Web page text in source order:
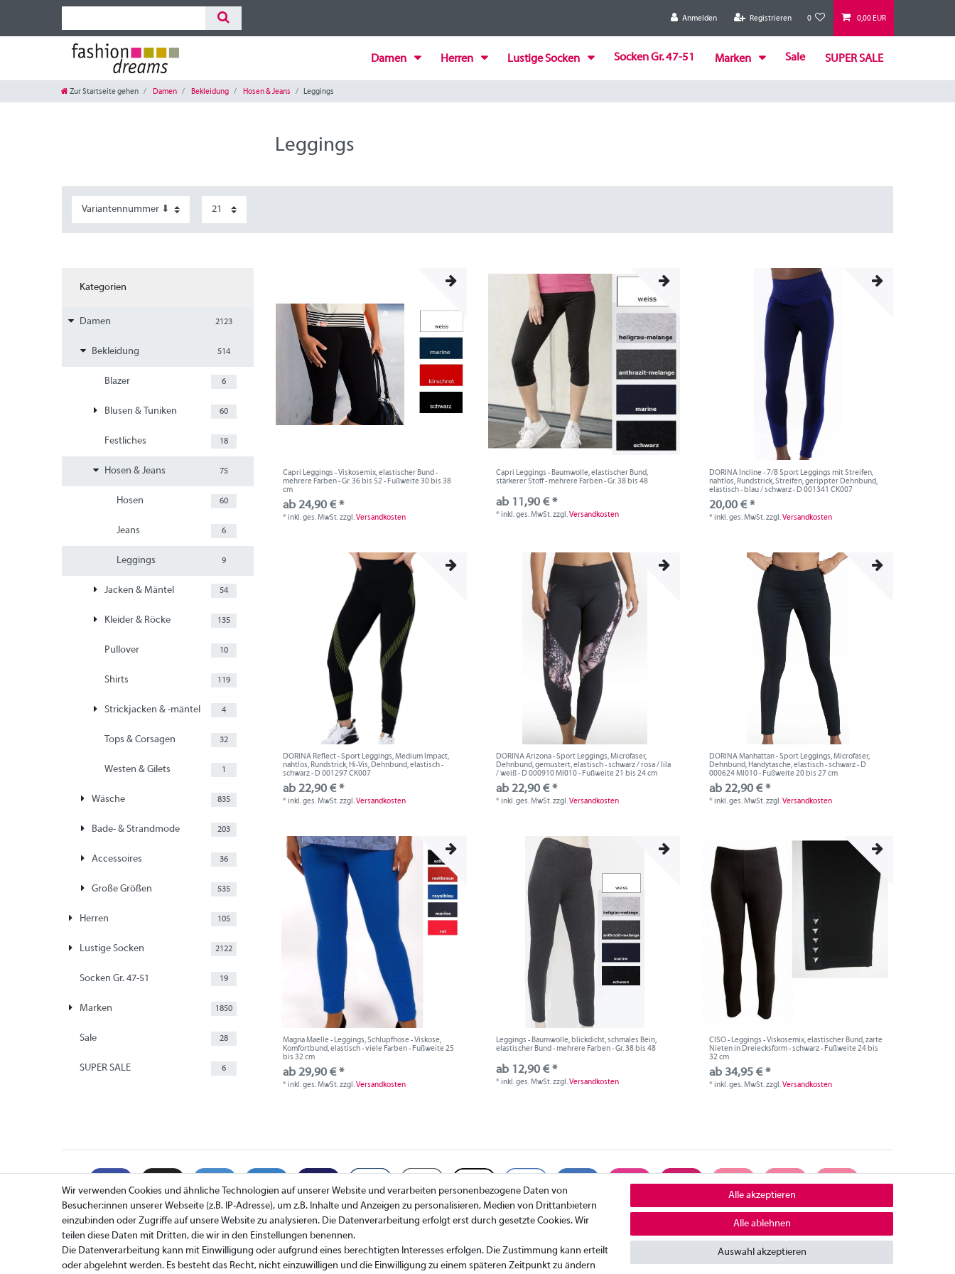
Anmelden Registrieren 0 0,00 EUR
Damen Herren Lustige Socken Socken Gr. 47-51 Marken Sale SUPER SALE
Zur Startseite gehen Damen Bekleidung Hosen & Jeans Leggings
Leggings
Kategorien
Damen 2123
Bekleidung 514
Blazer 6
Blusen & Tuniken 60
Festliches 18
Hosen & Jeans 75
Hosen 60
Jeans 6
Leggings 9
Jacken & Mäntel 54
Kleider & Röcke 135
Pullover 10
Shirts 119
Strickjacken & -mäntel 4
Tops & Corsagen 32
Westen & Gilets 1
Wäsche 835
Bade- & Strandmode 203
Accessoires 36
Große Größen 535
Herren 105
Lustige Socken 2122
Socken Gr. 47-51 19
Marken 1850
Sale 28
SUPER SALE 6
Capri Leggings - Viskosemix, elastischer Bund -
mehrere Farben - Gr. 36 bis 52 - Fußweite 30 bis 38
cm
ab 24,90 € *
*inkl. ges. MwSt.zzgl.Versandkosten
Capri Leggings - Baumwolle, elastischer Bund,
stärkerer Stoff - mehrere Farben - Gr. 38 bis 48
ab 11,90 € *
*inkl. ges. MwSt.zzgl.Versandkosten
DORINA Incline - 7/8 Sport Leggings mit Streifen,
nahtlos, Rundstrick, Streifen, gerippter Dehnbund,
elastisch - blau / schwarz - D 001341 CK007
20,00 € *
*inkl. ges. MwSt.zzgl.Versandkosten
DORINA Reflect - Sport Leggings, Medium Impact,
nahtlos, Rundstrick, Hi-Vis, Dehnbund, elastisch -
schwarz - D 001297 CK007
ab 22,90 € *
*inkl. ges. MwSt.zzgl.Versandkosten
DORINA Arizona - Sport Leggings, Microfaser,
Dehnbund, gemustert, elastisch - schwarz / rosa / lila
/ weiß - D 000910 MI010 - Fußweite 21 bis 24 cm
ab 22,90 € *
*inkl. ges. MwSt.zzgl.Versandkosten
DORINA Manhattan - Sport Leggings, Microfaser,
Dehnbund, Handytasche, elastisch - schwarz - D
000624 MI010 - Fußweite 20 bis 27 cm
ab 22,90 € *
*inkl. ges. MwSt.zzgl.Versandkosten
Magna Maelle - Leggings, Schlupfhose - Viskose,
Komfortbund, elastisch - viele Farben - Fußweite 25
bis 32 cm
ab 29,90 € *
*inkl. ges. MwSt.zzgl.Versandkosten
Leggings - Baumwolle, blickdicht, schmales Bein,
elastischer Bund - mehrere Farben - Gr. 38 bis 48
ab 12,90 € *
*inkl. ges. MwSt.zzgl.Versandkosten
CISO - Leggings - Viskosemix, elastischer Bund, zarte
Nieten in Dreiecksform - schwarz - Fußweite 24 bis
32 cm
ab 34,95 € *
*inkl. ges. MwSt.zzgl.Versandkosten
Zahlung
Versand
Datenschutzerklärung
AGB
Wir verwenden Cookies und ähnliche Technologien auf unserer Website und verarbeiten personenbezogene Daten von
Besucher:innen unserer Webseite (z.B. IP-Adresse), um z.B. Inhalte und Anzeigen zu personalisieren, Medien von Drittanbietern
einzubinden oder Zugriffe auf unsere Website zu analysieren. Die Datenverarbeitung erfolgt erst durch gesetzte Cookies. Wir
teilen diese Daten mit Dritten, die wir in den Einstellungen benennen.
Die Datenverarbeitung kann mit Einwilligung oder aufgrund eines berechtigten Interesses erfolgen. Die Zustimmung kann erteilt
oder abgelehnt werden. Es besteht das Recht, nicht einzuwilligen und die Einwilligung zu einem späteren Zeitpunkt zu ändern
Alle akzeptieren
Alle ablehnen
Auswahl akzeptieren